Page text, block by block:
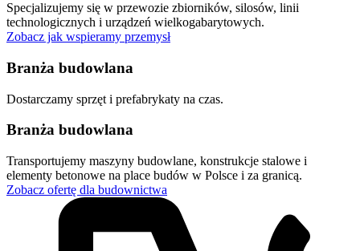
Specjalizujemy się w przewozie zbiorników, silosów, linii
technologicznych i urządzeń wielkogabarytowych.
Zobacz jak wspieramy przemysł
Branża budowlana
Dostarczamy sprzęt i prefabrykaty na czas.
Branża budowlana
Transportujemy maszyny budowlane, konstrukcje stalowe i
elementy betonowe na place budów w Polsce i za granicą.
Zobacz ofertę dla budownictwa